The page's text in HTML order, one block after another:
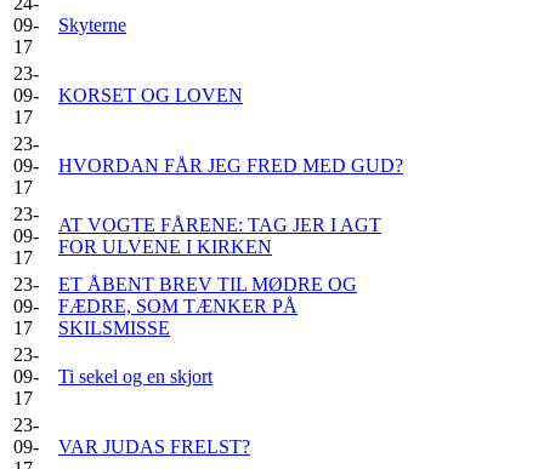
09-
17
Skyterne
23-
09-
17
KORSET OG LOVEN
23-
09-
17
HVORDAN FÅR JEG FRED MED GUD?
23-
09-
17
AT VOGTE FÅRENE: TAG JER I AGT
FOR ULVENE I KIRKEN
23-
09-
17
ET ÅBENT BREV TIL MØDRE OG
FÆDRE, SOM TÆNKER PÅ
SKILSMISSE
23-
09-
17
Ti sekel og en skjort
23-
09-
VAR JUDAS FRELST?